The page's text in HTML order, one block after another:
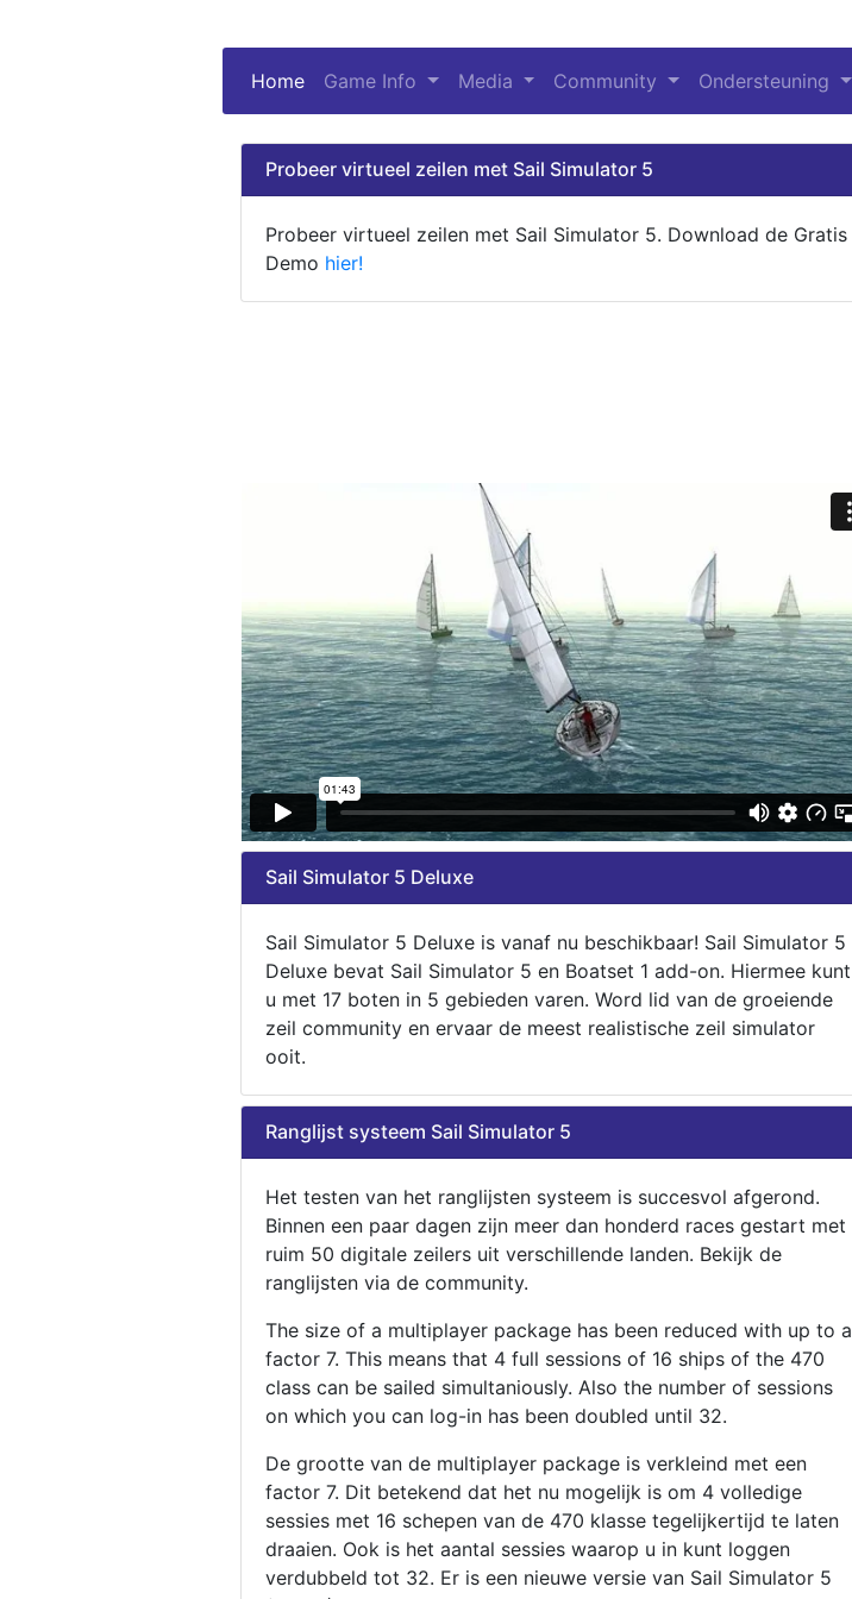
Home (current)
Game Info Media Community Ondersteuning
Probeer virtueel zeilen met Sail Simulator 5
Probeer virtueel zeilen met Sail Simulator 5. Download de Gratis
Demo hier!
Sail Simulator 5 Deluxe
Sail Simulator 5 Deluxe is vanaf nu beschikbaar! Sail Simulator 5
Deluxe bevat Sail Simulator 5 en Boatset 1 add-on. Hiermee kunt
u met 17 boten in 5 gebieden varen. Word lid van de groeiende
zeil community en ervaar de meest realistische zeil simulator
ooit.
Ranglijst systeem Sail Simulator 5
Het testen van het ranglijsten systeem is succesvol afgerond.
Binnen een paar dagen zijn meer dan honderd races gestart met
ruim 50 digitale zeilers uit verschillende landen. Bekijk de
ranglijsten via de community.
The size of a multiplayer package has been reduced with up to a
factor 7. This means that 4 full sessions of 16 ships of the 470
class can be sailed simultaniously. Also the number of sessions
on which you can log-in has been doubled until 32.
De grootte van de multiplayer package is verkleind met een
factor 7. Dit betekend dat het nu mogelijk is om 4 volledige
sessies met 16 schepen van de 470 klasse tegelijkertijd te laten
draaien. Ook is het aantal sessies waarop u in kunt loggen
verdubbeld tot 32. Er is een nieuwe versie van Sail Simulator 5